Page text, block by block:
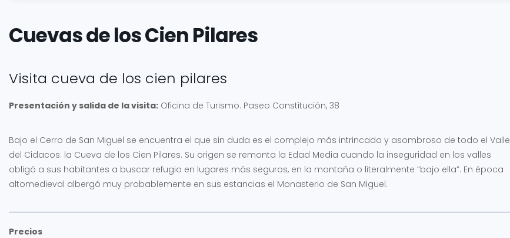
Cuevas de los Cien Pilares
Visita cueva de los cien pilares
Presentación y salida de la visita: Oficina de Turismo. Paseo Constitución, 38
Bajo el Cerro de San Miguel se encuentra el que sin duda es el complejo más intrincado y asombroso de todo el Valle
del Cidacos: la Cueva de los Cien Pilares. Su origen se remonta la Edad Media cuando la inseguridad en los valles
obligó a sus habitantes a buscar refugio en lugares más seguros, en la montaña o literalmente “bajo ella”. En época
altomedieval albergó muy probablemente en sus estancias el Monasterio de San Miguel.
Precios